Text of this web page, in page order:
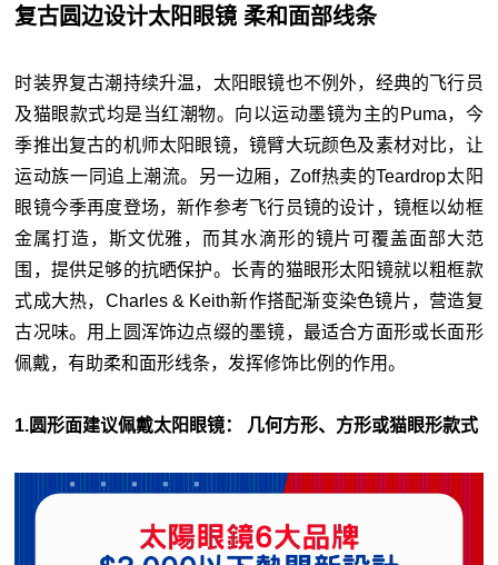
复古圆边设计太阳眼镜 柔和面部线条
时装界复古潮持续升温，太阳眼镜也不例外，经典的飞行员
及猫眼款式均是当红潮物。向以运动墨镜为主的Puma，今
季推出复古的机师太阳眼镜，镜臂大玩颜色及素材对比，让
运动族一同追上潮流。另一边厢，Zoff热卖的Teardrop太阳
眼镜今季再度登场，新作参考飞行员镜的设计，镜框以幼框
金属打造，斯文优雅，而其水滴形的镜片可覆盖面部大范
围，提供足够的抗晒保护。长青的猫眼形太阳镜就以粗框款
式成大热，Charles & Keith新作搭配渐变染色镜片，营造复
古况味。用上圆浑饰边点缀的墨镜，最适合方面形或长面形
佩戴，有助柔和面形线条，发挥修饰比例的作用。
1.圆形面建议佩戴太阳眼镜： 几何方形、方形或猫眼形款式